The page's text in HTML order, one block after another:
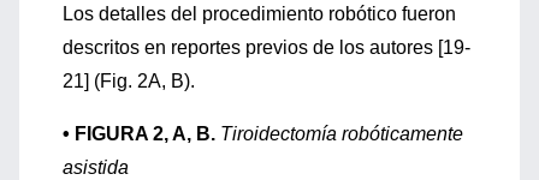
Los detalles del procedimiento robótico fueron
descritos en reportes previos de los autores [19-
21] (Fig. 2A, B).
• FIGURA 2, A, B. Tiroidectomía robóticamente
asistida